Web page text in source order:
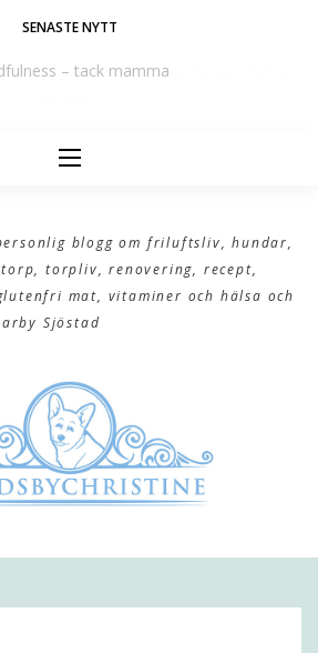
SENASTE NYTT
– tack mamma
blogg om friluftsliv, hundar,
torpliv, renovering, recept,
mat, vitaminer och hälsa och
Sjöstad